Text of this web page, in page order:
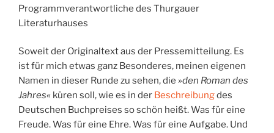
Programmverantwortliche des Thurgauer
Literaturhauses
Soweit der Originaltext aus der Pressemitteilung. Es
ist für mich etwas ganz Besonderes, meinen eigenen
Namen in dieser Runde zu sehen, die »den Roman des
Jahres« küren soll, wie es in der Beschreibungdes
Deutschen Buchpreises so schön heißt. Was für eine
Freude. Was für eine Ehre. Was für eine Aufgabe. Und